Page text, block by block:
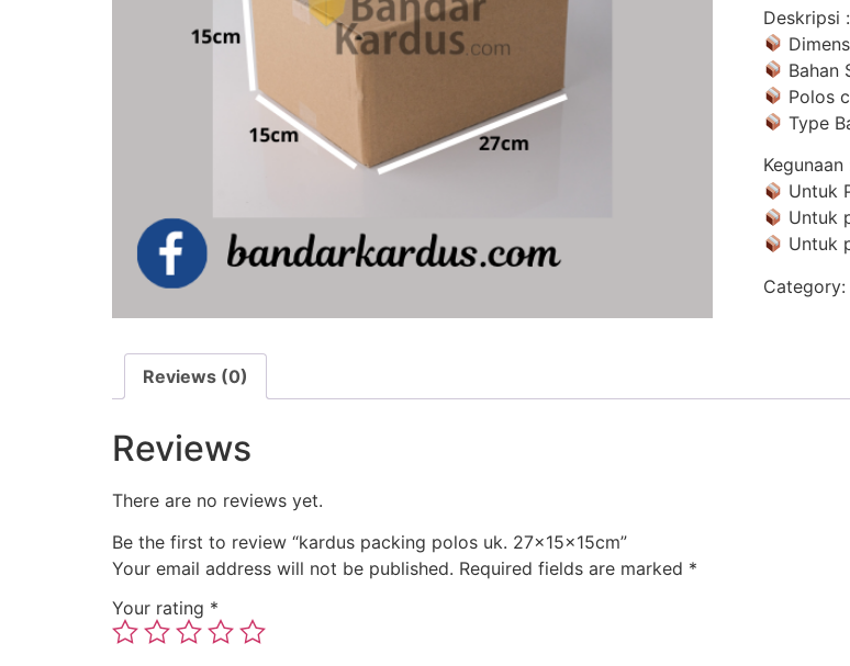
Deskripsi :
Bahan
Polos
Type
Kegunaan
Untuk
Untuk
Untuk
Category:
Reviews (0)
Reviews
There are no reviews yet.
Be the first to review “kardus packing polos uk. 27x15x15cm”
Your email address will not be published. Required fields are marked *
Your rating *